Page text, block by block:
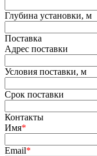
Глубина установки, м
Поставка
Адрес поставки
Условия поставки, м
Срок поставки
Контакты
Имя*
Email*